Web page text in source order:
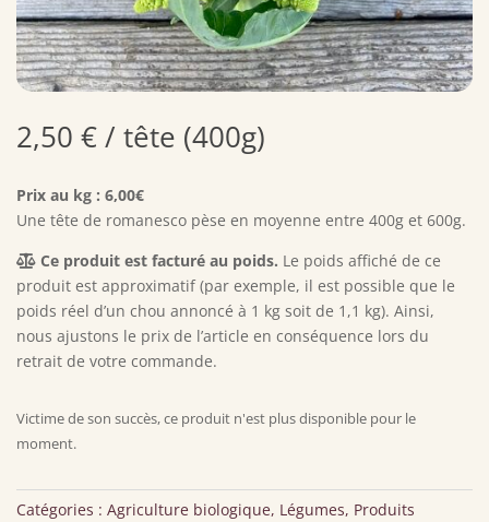
2,50 €/ tête (400g)
Prix au kg : 6,00€
Une tête de romanesco pèse en moyenne entre 400g et 600g.
Ce produit est facturé au poids. Le poids affiché de ce
produit est approximatif (par exemple, il est possible que le
poids réel d’un chou annoncé à 1 kg soit de 1,1 kg). Ainsi,
nous ajustons le prix de l’article en conséquence lors du
retrait de votre commande.
Victime de son succès, ce produit n'est plus disponible pour le
moment.
Catégories : Agriculture biologique, Légumes, Produits